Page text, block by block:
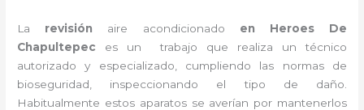
La revisión aire acondicionado en Heroes De
Chapultepec
es un
trabajo que realiza un técnico
autorizado y especializado, cumpliendo las normas de
bioseguridad, inspeccionando el tipo de daño.
Habitualmente estos aparatos se averían por mantenerlos